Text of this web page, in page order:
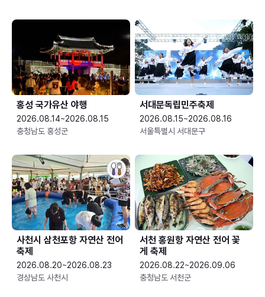
홍성 국가유산 야행
2026.08.14~2026.08.15
충청남도 홍성군
서대문독립민주축제
2026.08.15~2026.08.16
서울특별시 서대문구
사천시 삼천포항 자연산 전어
축제
2026.08.20~2026.08.23
경상남도 사천시
서천 홍원항 자연산 전어 꽃
게 축제
2026.08.22~2026.09.06
충청남도 서천군